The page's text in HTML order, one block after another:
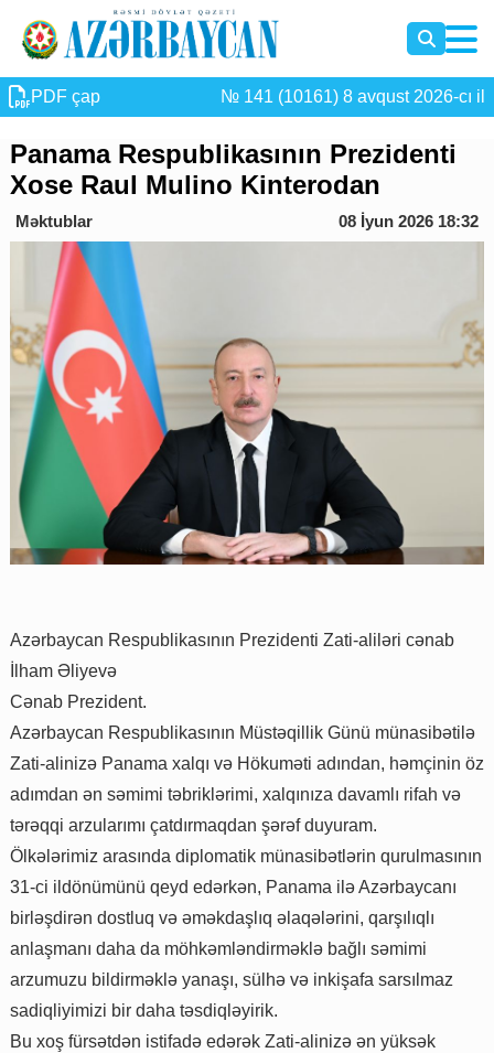
PDF çap № 141 (10161) 8 avqust 2026-cı il
Panama Respublikasının Prezidenti
Xose Raul Mulino Kinterodan
Məktublar 08 İyun 2026 18:32
Azərbaycan Respublikasının Prezidenti Zati-aliləri cənab
İlham Əliyevə
Cənab Prezident.
Azərbaycan Respublikasının Müstəqillik Günü münasibətilə
Zati-alinizə Panama xalqı və Hökuməti adından, həmçinin öz
adımdan ən səmimi təbriklərimi, xalqınıza davamlı rifah və
tərəqqi arzularımı çatdırmaqdan şərəf duyuram.
Ölkələrimiz arasında diplomatik münasibətlərin qurulmasının
31-ci ildönümünü qeyd edərkən, Panama ilə Azərbaycanı
birləşdirən dostluq və əməkdaşlıq əlaqələrini, qarşılıqlı
anlaşmanı daha da möhkəmləndirməklə bağlı səmimi
arzumuzu bildirməklə yanaşı, sülhə və inkişafa sarsılmaz
sadiqliyimizi bir daha təsdiqləyirik.
Bu xoş fürsətdən istifadə edərək Zati-alinizə ən yüksək